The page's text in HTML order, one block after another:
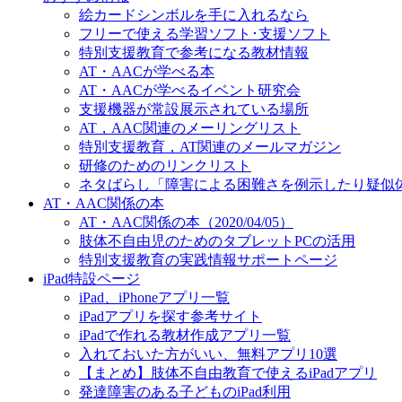
絵カードシンボルを手に入れるなら
フリーで使える学習ソフト･支援ソフト
特別支援教育で参考になる教材情報
AT・AACが学べる本
AT・AACが学べるイベント研究会
支援機器が常設展示されている場所
AT，AAC関連のメーリングリスト
特別支援教育，AT関連のメールマガジン
研修のためのリンクリスト
ネタばらし「障害による困難さを例示したり疑似
AT・AAC関係の本
AT・AAC関係の本（2020/04/05）
肢体不自由児のためのタブレットPCの活用
特別支援教育の実践情報サポートページ
iPad特設ページ
iPad、iPhoneアプリ一覧
iPadアプリを探す参考サイト
iPadで作れる教材作成アプリ一覧
入れておいた方がいい、無料アプリ10選
【まとめ】肢体不自由教育で使えるiPadアプリ
発達障害のある子どものiPad利用